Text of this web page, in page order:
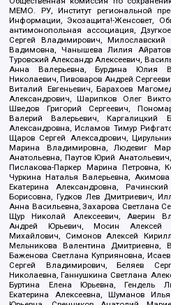
МЕМО. РУ, Институт региональной
Информации, Экозащита!-Женсовет,
антимонопольная ассоциация,
Сергей Владимирович,
Вадимовна, Чанышева Лилия
Туровский Александр Алексеевич,
Анна Валерьевна, Бурдина Юлия
Николаевич, Пивоваров Андрей
Виталий Евгеньевич, Барахоев
Александрович, Шарипков Олег
Шведов Григорий Сергеевич,
Валерий Валерьевич, Каргалицкий
Александровна, Исламов Тимур
Щаров Сергей Алексадрович,
Марина Владимировна, Людевиг
Анатольевна, Паутов Юрий
Пислакова-Паркер Марина Петровна,
Чуркина Наталья Валерьевна,
Екатерина Александровна,
Борисовна, Гудков Лев Дмитриевич,
Анна Васильевна, Захарова Светлана
Щур Николай Алексеевич, Аверин
Андрей Юрьевич, Мосин Алексей
Михайлович, Симонов Алексей
Мельникова Валентина Дмитриевна,
Баженова Светлана Куприяновна,
Сергей Владимирович, Беляев
Николаевна, Ганнушкина Светлана
Буртина Елена Юрьевна, Гендель
Екатерина Алексеевна, Шуманов